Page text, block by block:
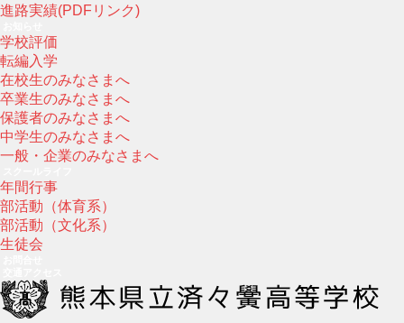
進路実績(PDFリンク)
学校評価
転編入学
在校生のみなさまへ
卒業生のみなさまへ
保護者のみなさまへ
中学生のみなさまへ
一般・企業のみなさまへ
年間行事
部活動（体育系）
部活動（文化系）
生徒会